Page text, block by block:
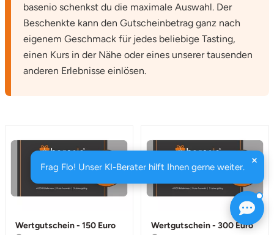
basenio schenkst du die maximale Auswahl. Der
Beschenkte kann den Gutscheinbetrag ganz nach
eigenem Geschmack für jedes beliebige Tasting,
einen Kurs in der Nähe oder eines unserer tausenden
anderen Erlebnisse einlösen.
Wertgutschein - 150 Euro Wertgutschein - 300 Euro
Frag Flo! Unser KI-Berater hilft Ihnen gerne weiter.